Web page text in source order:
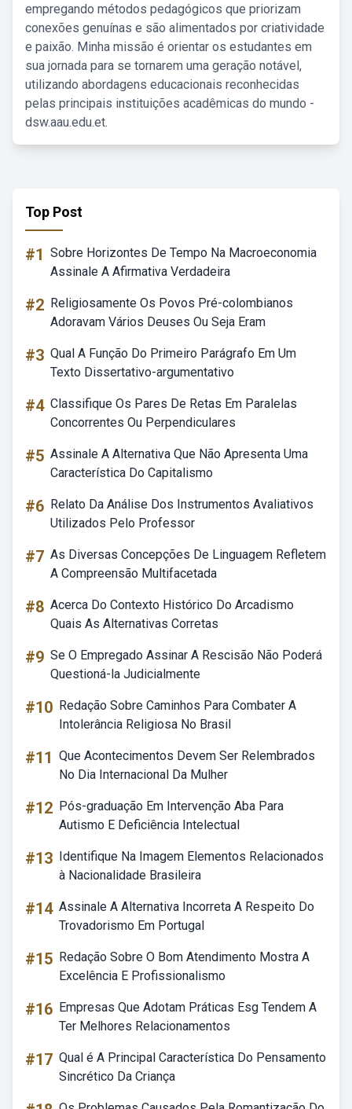
empregando métodos pedagógicos que priorizam
conexões genuínas e são alimentados por criatividade
e paixão. Minha missão é orientar os estudantes em
sua jornada para se tornarem uma geração notável,
utilizando abordagens educacionais reconhecidas
pelas principais instituições acadêmicas do mundo -
dsw.aau.edu.et.
Top Post
#1 Sobre Horizontes De Tempo Na Macroeconomia
Assinale A Afirmativa Verdadeira
#2 Religiosamente Os Povos Pré-colombianos
Adoravam Vários Deuses Ou Seja Eram
#3 Qual A Função Do Primeiro Parágrafo Em Um
Texto Dissertativo-argumentativo
#4 Classifique Os Pares De Retas Em Paralelas
Concorrentes Ou Perpendiculares
#5 Assinale A Alternativa Que Não Apresenta Uma
Característica Do Capitalismo
#6 Relato Da Análise Dos Instrumentos Avaliativos
Utilizados Pelo Professor
#7 As Diversas Concepções De Linguagem Refletem
A Compreensão Multifacetada
#8 Acerca Do Contexto Histórico Do Arcadismo
Quais As Alternativas Corretas
#9 Se O Empregado Assinar A Rescisão Não Poderá
Questioná-la Judicialmente
#10 Redação Sobre Caminhos Para Combater A
Intolerância Religiosa No Brasil
#11 Que Acontecimentos Devem Ser Relembrados
No Dia Internacional Da Mulher
#12 Pós-graduação Em Intervenção Aba Para
Autismo E Deficiência Intelectual
#13 Identifique Na Imagem Elementos Relacionados
à Nacionalidade Brasileira
#14 Assinale A Alternativa Incorreta A Respeito Do
Trovadorismo Em Portugal
#15 Redação Sobre O Bom Atendimento Mostra A
Excelência E Profissionalismo
#16 Empresas Que Adotam Práticas Esg Tendem A
Ter Melhores Relacionamentos
#17 Qual é A Principal Característica Do Pensamento
Sincrético Da Criança